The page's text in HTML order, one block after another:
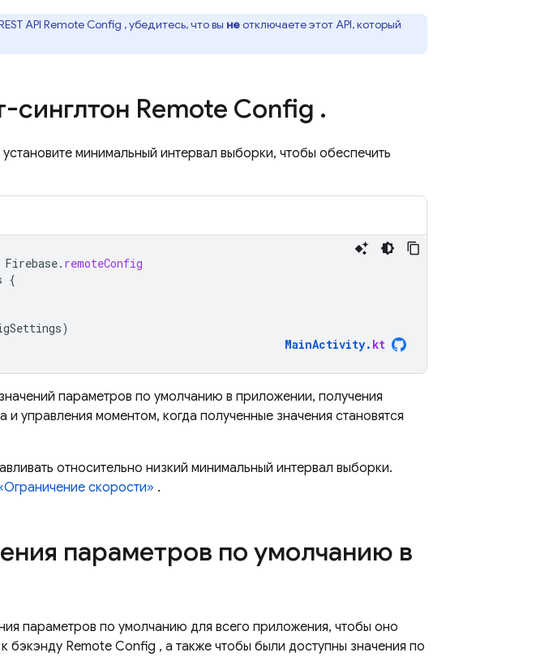
API Remote Config , убедитесь, что вы неотключаете этот API, который
синглтон Remote Config .
установите минимальный интервал выборки, чтобы обеспечить
Firebase. remoteConfig
{
)
MainActivity. kt
параметров по умолчанию в приложении, получения
и управления моментом, когда полученные значения становятся
относительно низкий минимальный интервал выборки.
скорости» .
параметров по умолчанию в
параметров по умолчанию для всего приложения, чтобы оно
бэкэнду Remote Config , а также чтобы были доступны значения по